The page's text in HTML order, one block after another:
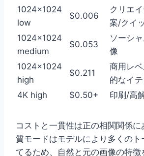
1024×1024
low
$0.006
クリエ
案/クイ
1024×1024
medium
$0.053
ソーシ
像
1024×1024
high
$0.211
商用レ
的なイ
4K high
$0.50+ 印刷/高
コストと一貫性は正の相関関係に
質モードはモデルにより多くのト
てるため、自然と元の画像の特